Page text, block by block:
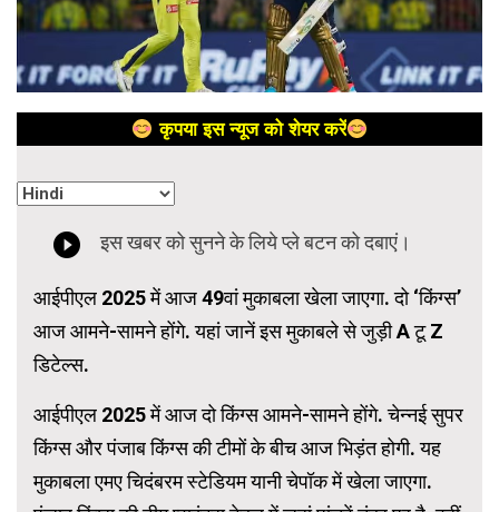
कृपया इस न्यूज को शेयर करें
आईपीएल 2025 में आज 49वां मुकाबला खेला जाएगा. दो ‘किंग्स’
आज आमने-सामने होंगे. यहां जानें इस मुकाबले से जुड़ी A टू Z
डिटेल्स.
आईपीएल 2025 में आज दो किंग्स आमने-सामने होंगे. चेन्नई सुपर
किंग्स और पंजाब किंग्स की टीमों के बीच आज भिड़ंत होगी. यह
मुकाबला एमए चिदंबरम स्टेडियम यानी चेपॉक में खेला जाएगा.